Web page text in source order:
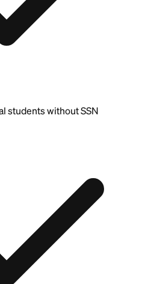
students without SSN